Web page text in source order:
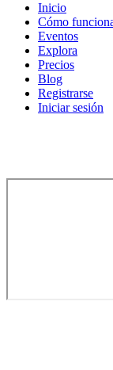
Inicio
Cómo
Eventos
Explora
Precios
Blog
Registrarse
Iniciar sesión